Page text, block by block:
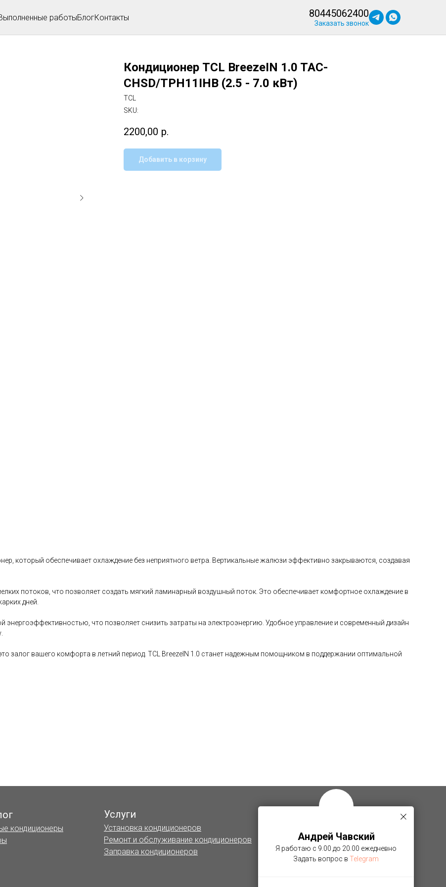
работыБлогКонтакты 80445062400
Заказать звонок
Кондиционер TCL BreezeIN 1.0 TAC-
CHSD/TPH11IHB (2.5 - 7.0 кВт)
TCL
SKU:
2200,00 р.
Добавить в корзину
который обеспечивает охлаждение без неприятного ветра. Вертикальные жалюзи эффективно закрываются, создавая
потоков, что позволяет создать мягкий ламинарный воздушный поток. Это обеспечивает комфортное охлаждение в
дней.
энергоэффективностью, что позволяет снизить затраты на электроэнергию. Удобное управление и современный дизайн
залог вашего комфорта в летний период. TCL BreezeIN 1.0 станет надежным помощником в поддержании оптимальной
Контакты
Что важно знать
Выполненные работы
Информация по рассрочкам
Услуги
Установка кондиционеров
Ремонт и обслуживание кондиционеров
Заправка кондиционеров
кондиционеры
Андрей Чавский
Я работаю с 9.00 до 20.00 ежедневно
Задать вопрос в Telegram